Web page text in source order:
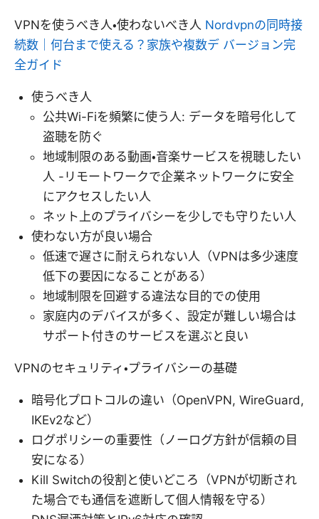
VPNを使うべき人・使わないべき人 Nordvpnの同時接
続数｜何台まで使える？家族や複数デ バージョン完
全ガイド
使うべき人
公共Wi-Fiを頻繁に使う人: データを暗号化して
盗聴を防ぐ
地域制限のある動画・音楽サービスを視聴したい
人 -リモートワークで企業ネットワークに安全
にアクセスしたい人
ネット上のプライバシーを少しでも守りたい人
使わない方が良い場合
低速で遅さに耐えられない人（VPNは多少速度
低下の要因になることがある）
地域制限を回避する違法な目的での使用
家庭内のデバイスが多く、設定が難しい場合は
サポート付きのサービスを選ぶと良い
VPNのセキュリティ・プライバシーの基礎
暗号化プロトコルの違い（OpenVPN, WireGuard,
IKEv2など）
ログポリシーの重要性（ノーログ方針が信頼の目
安になる）
Kill Switchの役割と使いどころ（VPNが切断され
た場合でも通信を遮断して個人情報を守る）